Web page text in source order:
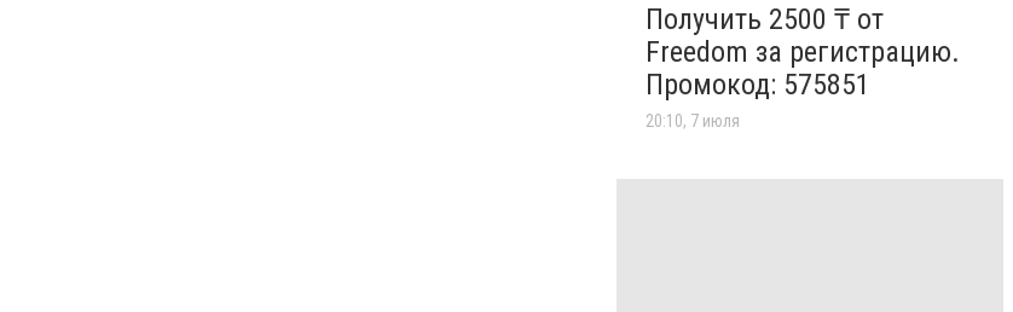
Получить 2500 ₸ от
Freedom за регистрацию.
Промокод: 575851
20:10, 7 июля